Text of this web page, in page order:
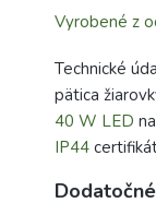
Vyrobené z
Technické
pätica
40 W LED
IP44